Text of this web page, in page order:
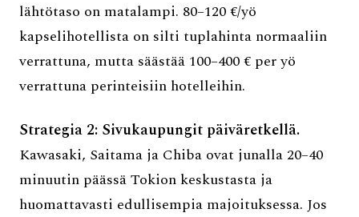
lähtötaso on matalampi. 80–120 €/yö
kapselihotellista on silti tuplahinta normaaliin
verrattuna, mutta säästää 100–400 € per yö
verrattuna perinteisiin hotelleihin.
Strategia 2: Sivukaupungit päiväretkellä.
Kawasaki, Saitama ja Chiba ovat junalla 20–40
minuutin päässä Tokion keskustasta ja
huomattavasti edullisempia majoituksessa. Jos